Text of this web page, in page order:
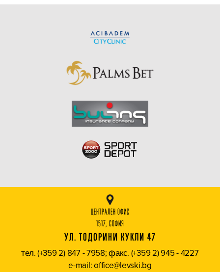
ЦЕНТРАЛЕН ОФИС
1517, СОФИЯ
УЛ. ТОДОРИНИ КУКЛИ 47
тел. (+359 2) 847 - 7958; факс. (+359 2) 945 - 4227
e-mail: office@levski.bg